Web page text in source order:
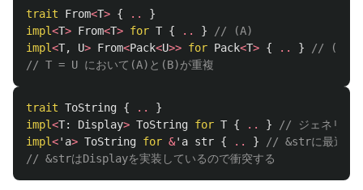
trait From<T> { ..
}
impl<T> From<T> for T { .. }
// (A)
impl<T, U> From<Pack<U>> for Pack<T> { .. }
// (B)
// T = U において(A)と(B)が重複
trait ToString { ..
}
impl<T: Display> ToString for T { .. }
// ジェネリッ
impl<'a> ToString for &'a str { .. }
// &strに最適化
// &strはDisplayを実装しているので衝突する